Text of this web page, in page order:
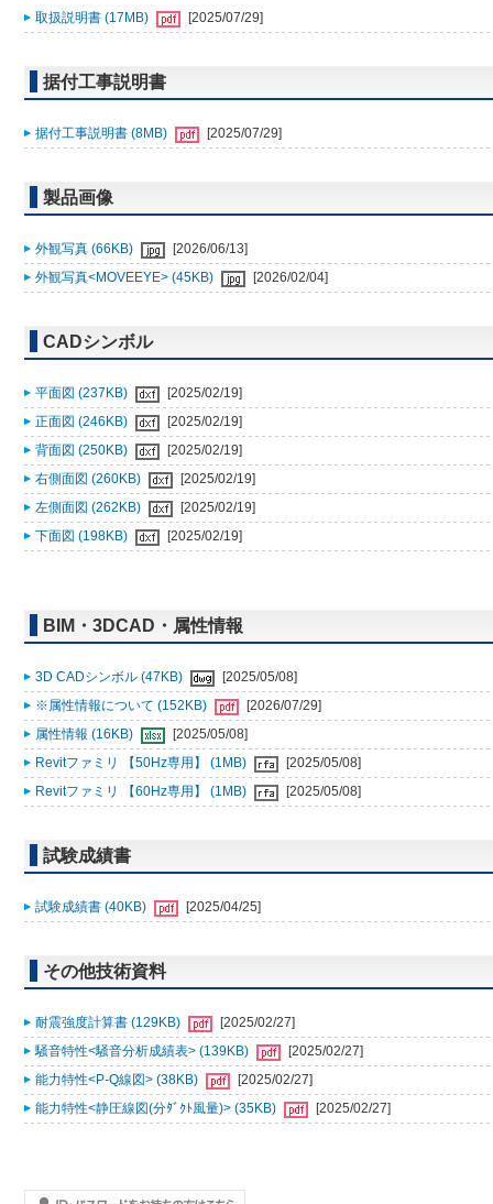
取扱説明書 (17MB) [2025/07/29]
据付工事説明書
据付工事説明書 (8MB) [2025/07/29]
製品画像
外観写真 (66KB)
[2026/06/13]
外観写真<MOVEEYE> (45KB)
[2026/02/04]
CADシンボル
平面図 (237KB)
[2025/02/19]
正面図 (246KB)
[2025/02/19]
背面図 (250KB)
[2025/02/19]
右側面図 (260KB)
[2025/02/19]
左側面図 (262KB)
[2025/02/19]
下面図 (198KB)
[2025/02/19]
BIM・3DCAD・属性情報
3D CADシンボル (47KB)
[2025/05/08]
※属性情報について (152KB)
[2026/07/29]
属性情報 (16KB)
[2025/05/08]
Revitファミリ 【50Hz専用】 (1MB)
[2025/05/08]
Revitファミリ 【60Hz専用】 (1MB)
[2025/05/08]
試験成績書
試験成績書 (40KB) [2025/04/25]
その他技術資料
耐震強度計算書 (129KB)
[2025/02/27]
騒音特性<騒音分析成績表> (139KB)
[2025/02/27]
能力特性<P-Q線図> (38KB)
[2025/02/27]
能力特性<静圧線図(分ﾀﾞｸﾄ風量)> (35KB)
[2025/02/27]